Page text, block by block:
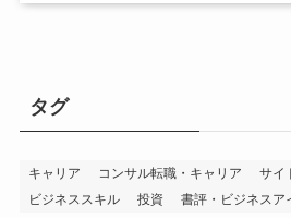
タグ
キャリア コンサル転職・キャリア
サイ
ビジネススキル
投資 書評・ビジネスア